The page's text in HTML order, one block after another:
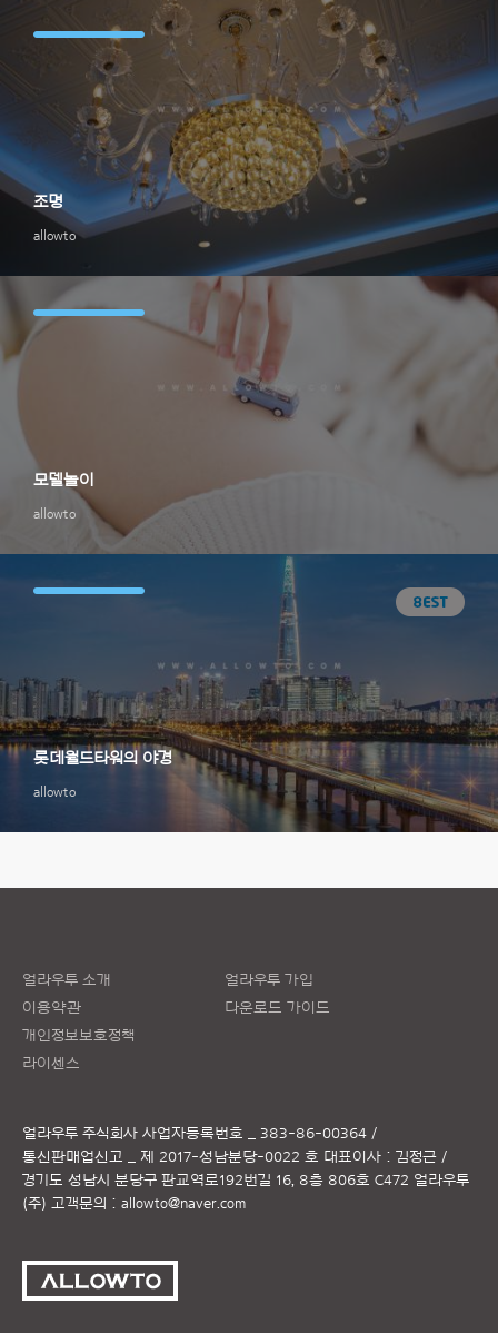
allowto
조명
allowto
모델놀이
allowto
롯데월드타워의 야경
얼라우투 소개
이용약관
개인정보보호정책
라이센스
얼라우투 가입
다운로드 가이드
얼라우투 주식회사 사업자등록번호 _ 383-86-00364 /
통신판매업신고 _ 제 2017-성남분당-0022 호 대표이사 : 김정근 /
경기도 성남시 분당구 판교역로192번길 16, 8층 806호 C472 얼라우투
(주) 고객문의 : allowto@naver.com